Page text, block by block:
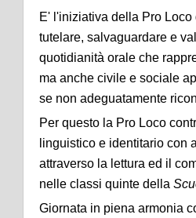
E' l'iniziativa della Pro
tutelare, salvaguardare e
quotidianità orale che
ma anche civile e sociale
se non adeguatamente
Per questo la Pro Loco
linguistico e identitario con
attraverso la lettura ed il
nelle classi quinte della
Giornata in piena armonia